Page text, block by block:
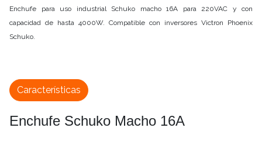
Enchufe para uso industrial Schuko macho 16A para 220VAC y con
capacidad de hasta 4000W. Compatible con inversores Victron Phoenix
Schuko.
Enchufe Schuko Macho 16A
Características